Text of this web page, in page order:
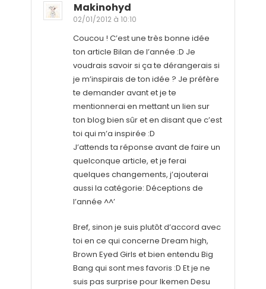
Makinohyd
02/01/2012 à 10:10
Coucou ! C’est une très bonne idée
ton article Bilan de l’année :D Je
voudrais savoir si ça te dérangerais si
je m’inspirais de ton idée ? Je préfère
te demander avant et je te
mentionnerai en mettant un lien sur
ton blog bien sûr et en disant que c’est
toi qui m’a inspirée :D
J’attends ta réponse avant de faire un
quelconque article, et je ferai
quelques changements, j’ajouterai
aussi la catégorie: Déceptions de
l’année ^^’
Bref, sinon je suis plutôt d’accord avec
toi en ce qui concerne Dream high,
Brown Eyed Girls et bien entendu Big
Bang qui sont mes favoris :D Et je ne
suis pas surprise pour Ikemen Desu